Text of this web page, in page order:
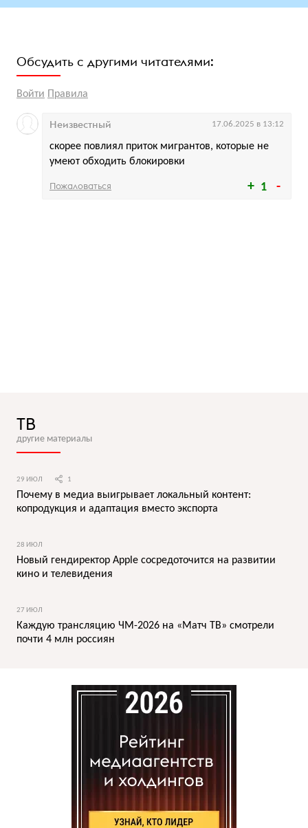
Обсудить с другими читателями:
Войти Правила
1
скорее повлиял приток мигрантов, которые не
умеют обходить блокировки
Неизвестный 17.06.2025 в 13:12
Пожаловаться
ТВ
другие материалы
29 ИЮЛ 1
Почему в медиа выигрывает локальный контент:
копродукция и адаптация вместо экспорта
28 ИЮЛ
Новый гендиректор Apple сосредоточится на развитии
кино и телевидения
27 ИЮЛ
Каждую трансляцию ЧМ-2026 на «Матч ТВ» смотрели
почти 4 млн россиян